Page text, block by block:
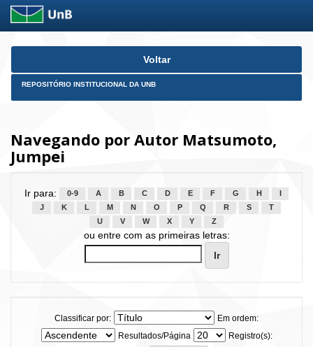
Skip
Voltar
REPOSITÓRIO INSTITUCIONAL DA UNB
Navegando por Autor Matsumoto,
Jumpei
Ir para: 0-9 A B C D E F G H
J
K L M N O P Q R S
T
U
V W X Y Z
ou entre com as primeiras letras:
Classificar por:
Em ordem:
Resultados/Página
Registro(s):